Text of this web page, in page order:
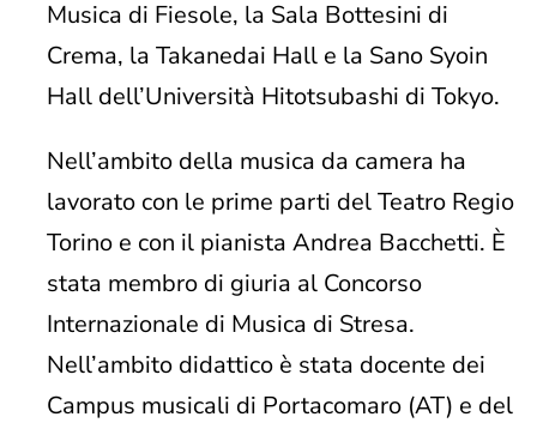
Musica di Fiesole, la Sala Bottesini di
Crema, la Takanedai Hall e la Sano Syoin
Hall dell’Università Hitotsubashi di Tokyo.
Nell’ambito della musica da camera ha
lavorato con le prime parti del Teatro Regio
Torino e con il pianista Andrea Bacchetti. È
stata membro di giuria al Concorso
Internazionale di Musica di Stresa.
Nell’ambito didattico è stata docente dei
Campus musicali di Portacomaro (AT) e del